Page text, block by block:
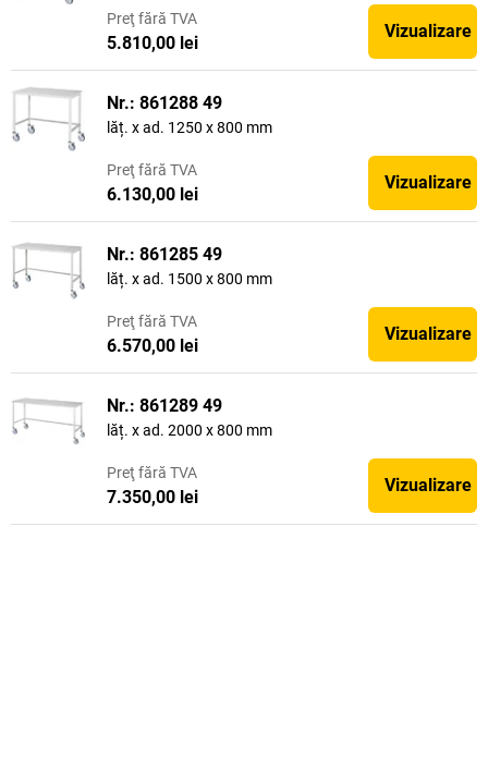
Preţ fără TVA
5.810,00 lei
Vizualizare
Nr.: 861288 49
lăț. x ad. 1250 x 800 mm
Preţ fără TVA
6.130,00 lei
Vizualizare
Nr.: 861285 49
lăț. x ad. 1500 x 800 mm
Preţ fără TVA
6.570,00 lei
Vizualizare
Nr.: 861289 49
lăț. x ad. 2000 x 800 mm
Preţ fără TVA
7.350,00 lei
Vizualizare